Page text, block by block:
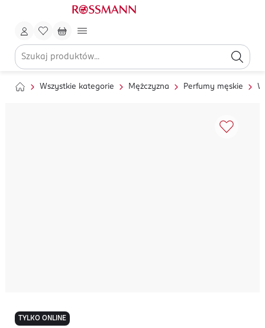
Wszystkie kategorie Mężczyzna Perfumy męskie
TYLKO ONLINE